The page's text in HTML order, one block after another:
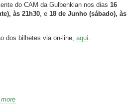
do CAM da Gulbenkian nos dias 16
às 21h30, e 18 de Junho (sábado), às
dos bilhetes via on-line, aqui.